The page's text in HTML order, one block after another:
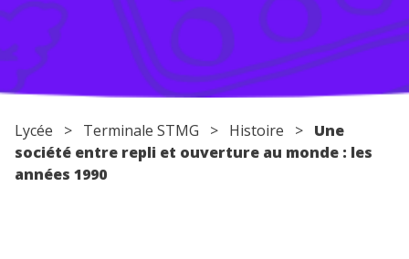
Conseils pour les parents
Lycée > Terminale STMG > Histoire > Une
société entre repli et ouverture au monde : les
années 1990